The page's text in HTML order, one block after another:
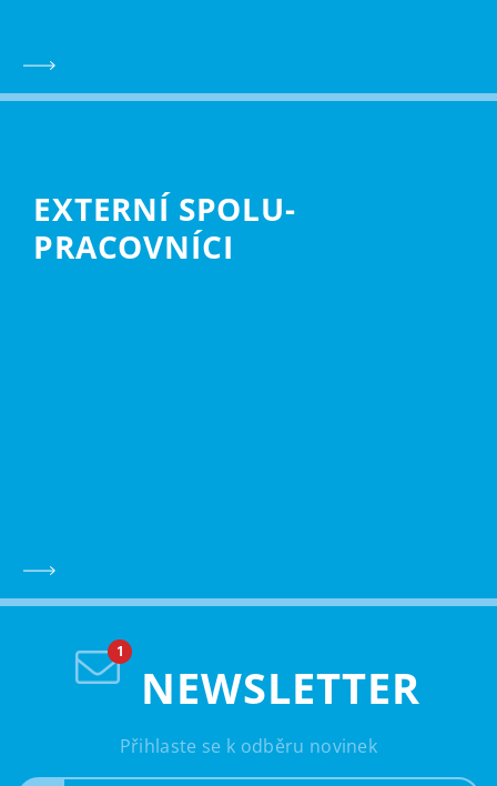
EXTERNÍ SPOLU­
PRACOVNÍCI
NEWSLETTER
Přihlaste se k odběru novinek